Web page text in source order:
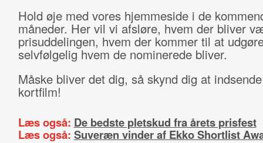
Hold øje med vores hjemmeside i de
måneder. Her vil vi afsløre, hvem der bliver
prisuddelingen, hvem der kommer til at
selvfølgelig hvem de nominerede bliver.
Måske bliver det dig, så skynd dig at
kortfilm!
Læs også: De bedste pletskud fra årets prisfest
Læs også: Suveræn vinder af Ekko Shortlist